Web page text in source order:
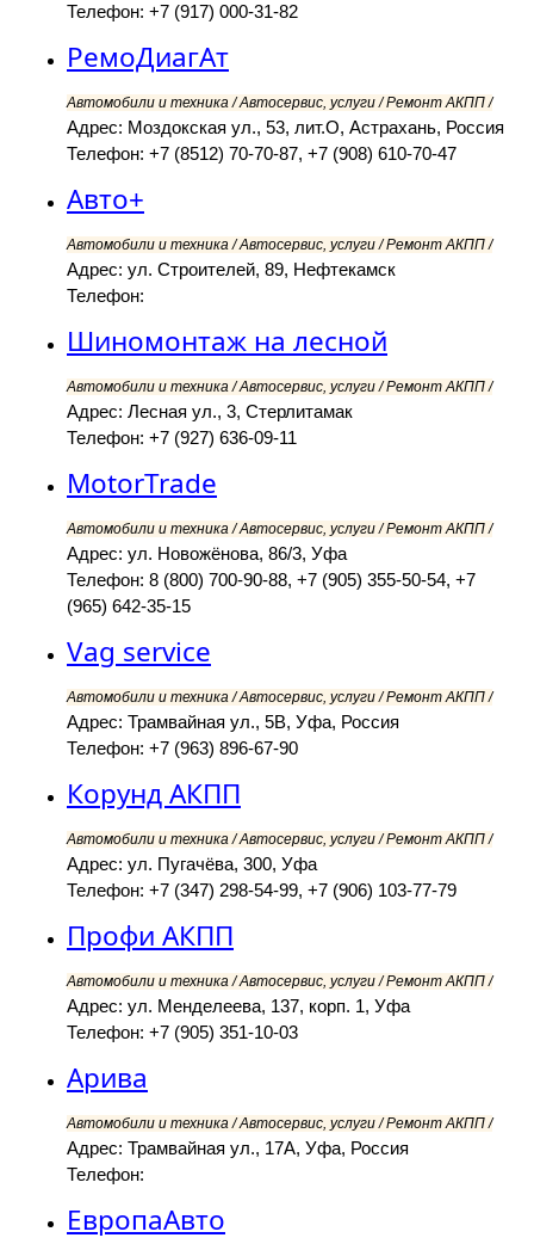
Телефон: +7 (917) 000-31-82
РемоДиагАт
Автомобили и техника / Автосервис, услуги / Ремонт АКПП /
Адрес: Моздокская ул., 53, лит.О, Астрахань, Россия
Телефон: +7 (8512) 70-70-87, +7 (908) 610-70-47
Авто+
Автомобили и техника / Автосервис, услуги / Ремонт АКПП /
Адрес: ул. Строителей, 89, Нефтекамск
Телефон:
Шиномонтаж на лесной
Автомобили и техника / Автосервис, услуги / Ремонт АКПП /
Адрес: Лесная ул., 3, Стерлитамак
Телефон: +7 (927) 636-09-11
MotorTrade
Автомобили и техника / Автосервис, услуги / Ремонт АКПП /
Адрес: ул. Новожёнова, 86/3, Уфа
Телефон: 8 (800) 700-90-88, +7 (905) 355-50-54, +7
(965) 642-35-15
Vag service
Автомобили и техника / Автосервис, услуги / Ремонт АКПП /
Адрес: Трамвайная ул., 5В, Уфа, Россия
Телефон: +7 (963) 896-67-90
Корунд АКПП
Автомобили и техника / Автосервис, услуги / Ремонт АКПП /
Адрес: ул. Пугачёва, 300, Уфа
Телефон: +7 (347) 298-54-99, +7 (906) 103-77-79
Профи АКПП
Автомобили и техника / Автосервис, услуги / Ремонт АКПП /
Адрес: ул. Менделеева, 137, корп. 1, Уфа
Телефон: +7 (905) 351-10-03
Арива
Автомобили и техника / Автосервис, услуги / Ремонт АКПП /
Адрес: Трамвайная ул., 17А, Уфа, Россия
Телефон:
ЕвропаАвто